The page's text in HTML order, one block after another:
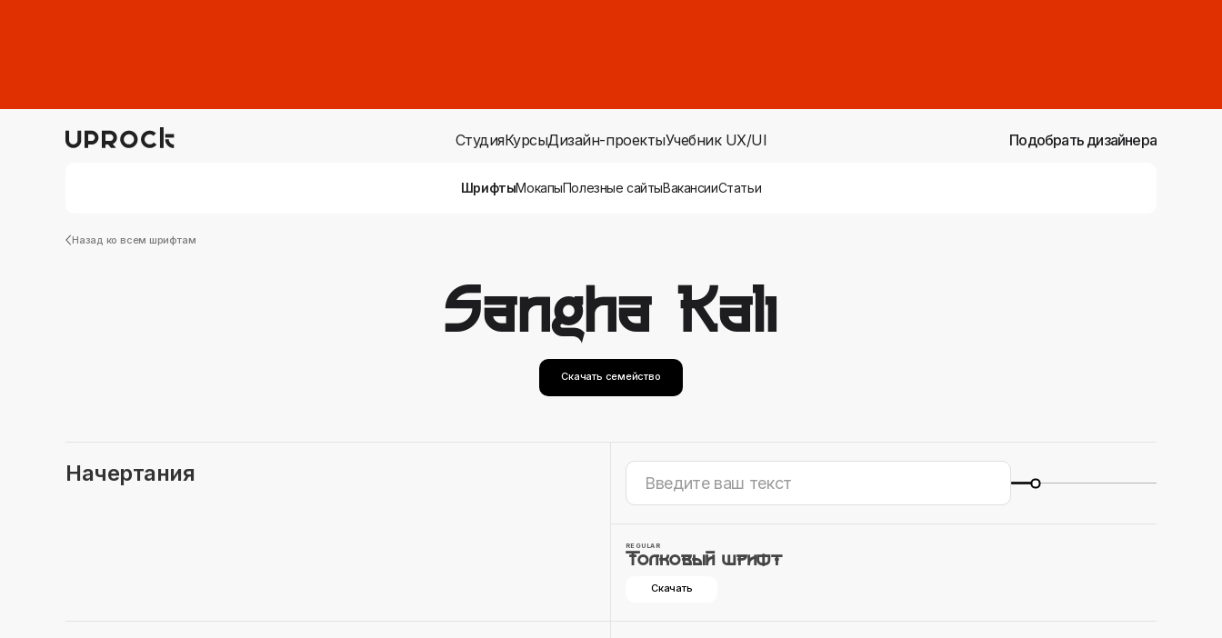
СтудияКурсыДизайн-проектыУчебник UX/UI
ШрифтыМокапыПолезные сайтыВакансииСтатьи
Подобрать дизайнера
Назад ко всем шрифтам
Sangha Kali
Скачать семейство
Начертания
REGULAR
Толковый шрифт
Скачать